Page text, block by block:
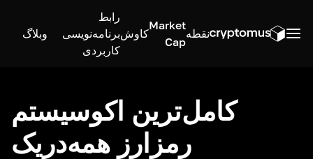
نقطه
Market
Cap
کاوش
رابط
برنامه‌نویسی
کاربردی
وبلاگ
کامل‌ترین اکوسیستم
رمزارز همه‌در‌یک